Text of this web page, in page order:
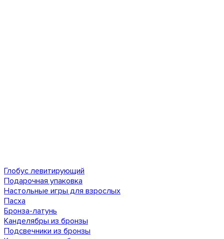
Глобус левитирующий
Подарочная упаковка
Настольные игры для взрослых
Пасха
Бронза-латунь
Канделябры из бронзы
Подсвечники из бронзы